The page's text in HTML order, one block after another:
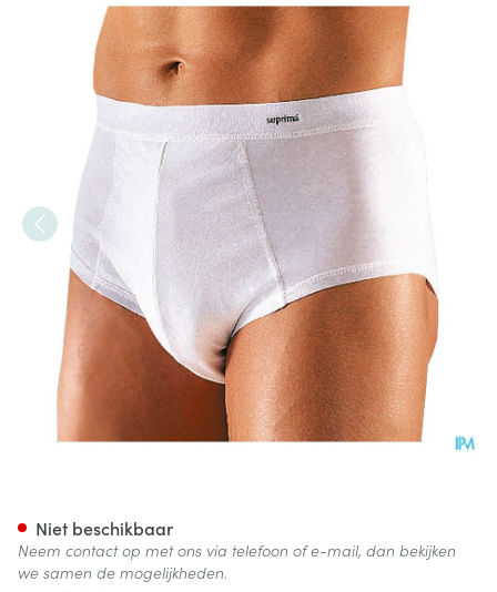
Niet beschikbaar
Neem contact op met ons via telefoon of e-mail, dan bekijken
we samen de mogelijkheden.